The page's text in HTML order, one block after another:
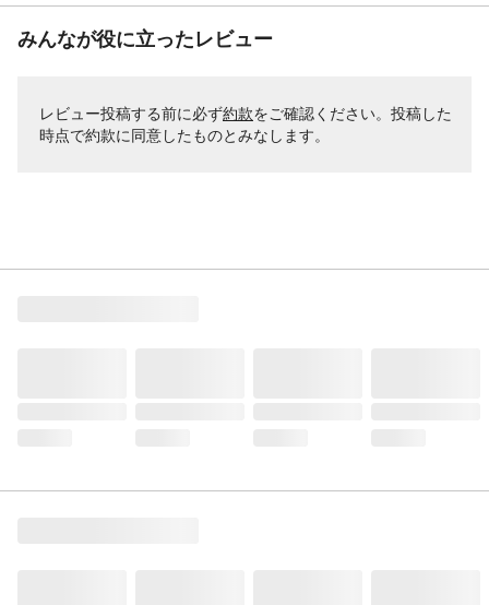
みんなが役に立ったレビュー
レビュー投稿する前に必ず約款をご確認ください。投稿した
時点で約款に同意したものとみなします。